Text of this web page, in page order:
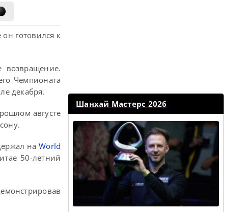
готовился к
возвращение.
Чемпионата
декабря.
августе
наWorld
50-летний
Шанхай Мастерс 2026